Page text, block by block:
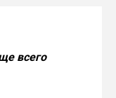
всего